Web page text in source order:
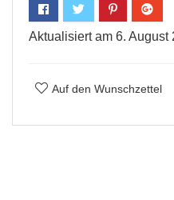
Aktualisiert am 6. August
Auf den Wunschzettel